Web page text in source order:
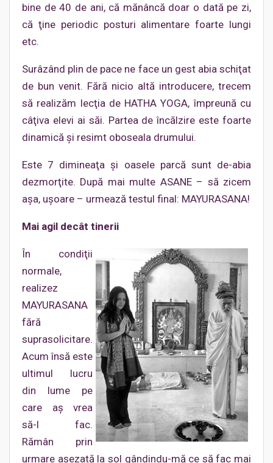
bine de 40 de ani, că mănâncă doar o dată pe zi,
că ţine periodic posturi alimentare foarte lungi
etc.
Surâzând plin de pace ne face un gest abia schiţat
de bun venit. Fără nicio altă introducere, trecem
să realizăm lecţia de HATHA YOGA, împreună cu
câţiva elevi ai săi. Partea de încălzire este foarte
dinamică şi resimt oboseala drumului.
Este 7 dimineaţa şi oasele parcă sunt de-abia
dezmorţite. După mai multe ASANE – să zicem
aşa, uşoare – urmează testul final: MAYURASANA!
Mai agil decât tinerii
În condiţii
normale,
realizez
MAYURASANA
fără
suprasolicitare.
Acum însă este
ultimul lucru
din lume pe
care aş vrea
să-l fac.
Rămân prin
urmare aşezată la sol gândindu-mă ce să fac mai